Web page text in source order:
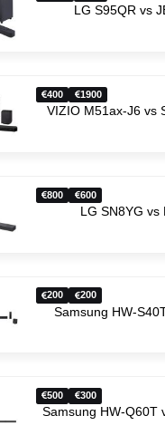
LG S95QR vs
400 1900
VIZIO M51ax-J6 vs
800 600
LG SN8YG vs
200 200
Samsung HW-
500 300
Samsung HW-Q60T